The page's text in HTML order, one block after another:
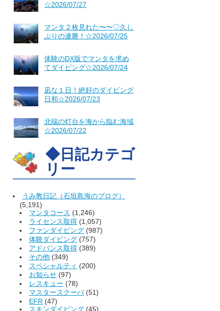
☆2026/07/27
マンタ２枚見れた〜〜♡久し
ぶりの連勝！☆2026/07/25
体験のDX版でマンタを求め
てダイビング☆2026/07/24
凪な１日！絶好のダイビング
日和☆2026/07/23
北端の灯台を海から臨む海域
☆2026/07/22
◆日記カテゴ
リー
うみ教日記（石垣島海のブログ）
(5,191)
マンタコース (1,246)
ライセンス取得 (1,057)
ファンダイビング (987)
体験ダイビング (757)
アドバンス取得 (389)
その他 (349)
スペシャルティ (200)
お知らせ (97)
レスキュー (78)
マスタースクーバ(51)
EFR (47)
スキンダイビング (45)